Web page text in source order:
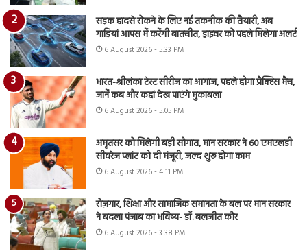
सड़क हादसे रोकने के लिए नई तकनीक की तैयारी, अब
गाड़ियां आपस में करेंगी बातचीत, ड्राइवर को पहले मिलेगा अलर्ट
6 August 2026 - 5:33 PM
भारत-श्रीलंका टेस्ट सीरीज का आगाज, पहले होगा प्रैक्टिस मैच,
जानें कब और कहां देख पाएंगे मुकाबला
6 August 2026 - 5:05 PM
अमृतसर को मिलेगी बड़ी सौगात, मान सरकार ने 60 एमएलडी
सीवरेज प्लांट को दी मंजूरी, जल्द शुरू होगा काम
6 August 2026 - 4:11 PM
रोज़गार, शिक्षा और सामाजिक समानता के बल पर मान सरकार
ने बदला पंजाब का भविष्य- डॉ. बलजीत कौर
6 August 2026 - 3:38 PM